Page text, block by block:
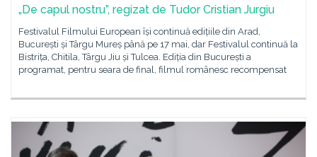
„De capul nostru”, regizat de Tudor Cristian Jurgiu
Festivalul Filmului European își continuă edițiile din Arad,
București și Târgu Mureș până pe 17 mai, dar Festivalul continuă la
Bistrița, Chitila, Târgu Jiu și Tulcea. Ediția din București a
programat, pentru seara de final, filmul românesc recompensat